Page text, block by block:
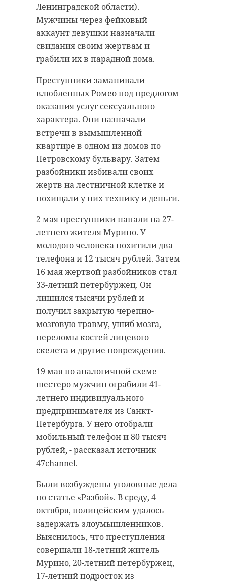
Ленинградской области).
Мужчины через фейковый
аккаунт девушки назначали
свидания своим жертвам и
грабили их в парадной дома.
Преступники заманивали
влюбленных Ромео под предлогом
оказания услуг сексуального
характера. Они назначали
встречи в вымышленной
квартире в одном из домов по
Петровскому бульвару. Затем
разбойники избивали своих
жертв на лестничной клетке и
похищали у них технику и деньги.
2 мая преступники напали на 27-
летнего жителя Мурино. У
молодого человека похитили два
телефона и 12 тысяч рублей. Затем
16 мая жертвой разбойников стал
33-летний петербуржец. Он
лишился тысячи рублей и
получил закрытую черепно-
мозговую травму, ушиб мозга,
переломы костей лицевого
скелета и другие повреждения.
19 мая по аналогичной схеме
шестеро мужчин ограбили 41-
летнего индивидуального
предпринимателя из Санкт-
Петербурга. У него отобрали
мобильный телефон и 80 тысяч
рублей, - рассказал источник
47channel.
Были возбуждены уголовные дела
по статье «Разбой». В среду, 4
октября, полицейским удалось
задержать злоумышленников.
Выяснилось, что преступления
совершали 18-летний житель
Мурино, 20-летний петербуржец,
17-летний подросток из